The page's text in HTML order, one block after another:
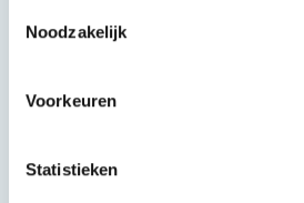
Noodzakelijk
Voorkeuren
Statistieken
Wanneer je ingelogd bent